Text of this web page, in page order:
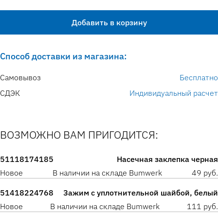
Добавить в корзину
Способ доставки из магазина:
Самовывоз
Бесплатно
СДЭК
Индивидуальный расчет
ВОЗМОЖНО ВАМ ПРИГОДИТСЯ:
51118174185
Насечная заклепка черная
Новое
В наличии на складе Bumwerk 49 руб.
51418224768
Зажим с уплотнительной шайбой, белый
Новое
В наличии на складе Bumwerk 111 руб.